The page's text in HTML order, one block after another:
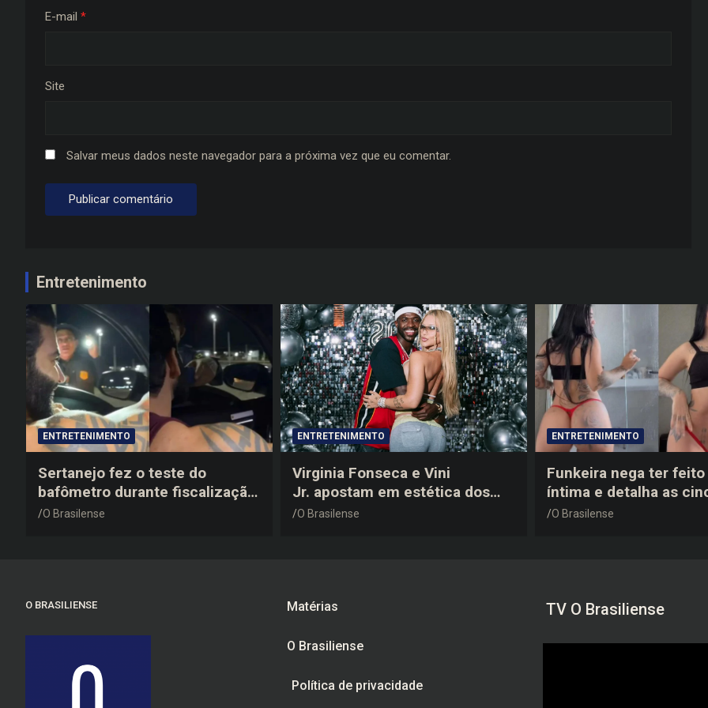
E-mail *
Site
Salvar meus dados neste navegador para a próxima vez que eu comentar.
Entretenimento
ENTRETENIMENTO
Sertanejo fez o teste do
bafômetro durante fiscalização
na estrada, deu resultado
O Brasilense
ENTRETENIMENTO
Virginia Fonseca e Vini
Jr. apostam em estética dos
anos 2000 em festa de
O Brasilense
ENTRETENIMENTO
Funkeira nega ter
íntima e detalha as
plásticas que realizou
O Brasilense
O BRASILIENSE Matérias
O Brasiliense
Política de privacidade
TV O Brasiliense